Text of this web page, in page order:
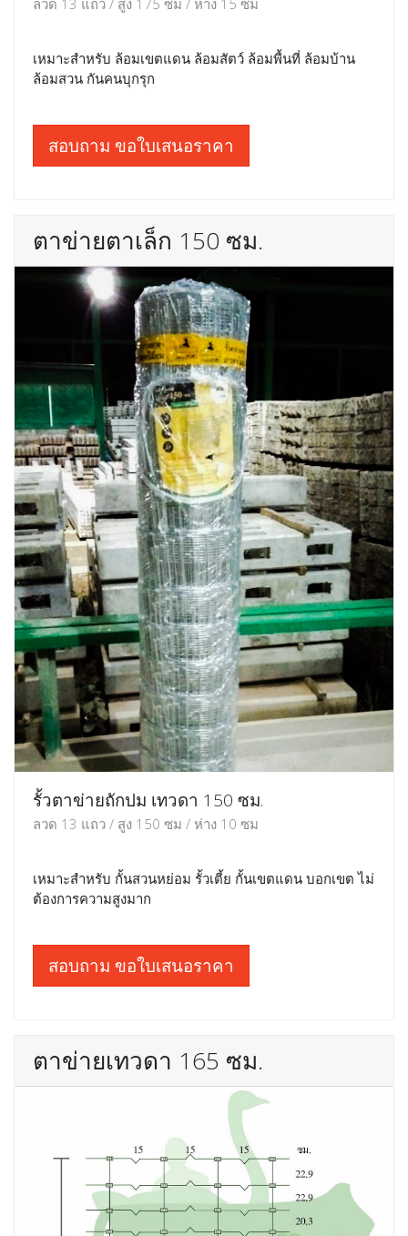
เหมาะสำหรับ ล้อมเขตแดน ล้อมสัตว์ ล้อมพื้นที่ ล้อมบ้าน
ล้อมสวน กันคนบุกรุก
สอบถาม ขอใบเสนอราคา
ตาข่ายตาเล็ก 150 ซม.
รั้วตาข่ายถักปม เทวดา 150 ซม.
ลวด 13 แถว / สูง 150 ซม / ห่าง 10 ซม
เหมาะสำหรับ กั้นสวนหย่อม รั้วเตี้ย กั้นเขตแดน บอกเขต ไม่
ต้องการความสูงมาก
สอบถาม ขอใบเสนอราคา
ตาข่ายเทวดา 165 ซม.